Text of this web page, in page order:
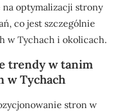
optymalizacji strony
co jest szczególnie
w Tychach i okolicach.
trendy w tanim
w Tychach
stron w